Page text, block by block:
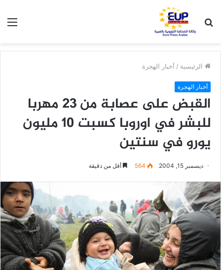
عن
الرئيسية / أخبار الهجرة
أخبار الهجرة
القبض على عصابة من 23 مهربا
للبشر في اوروبا كسبت 10 مليون
يورو في سنتين
ديسمبر 15, 2004 564 أقل من دقيقة